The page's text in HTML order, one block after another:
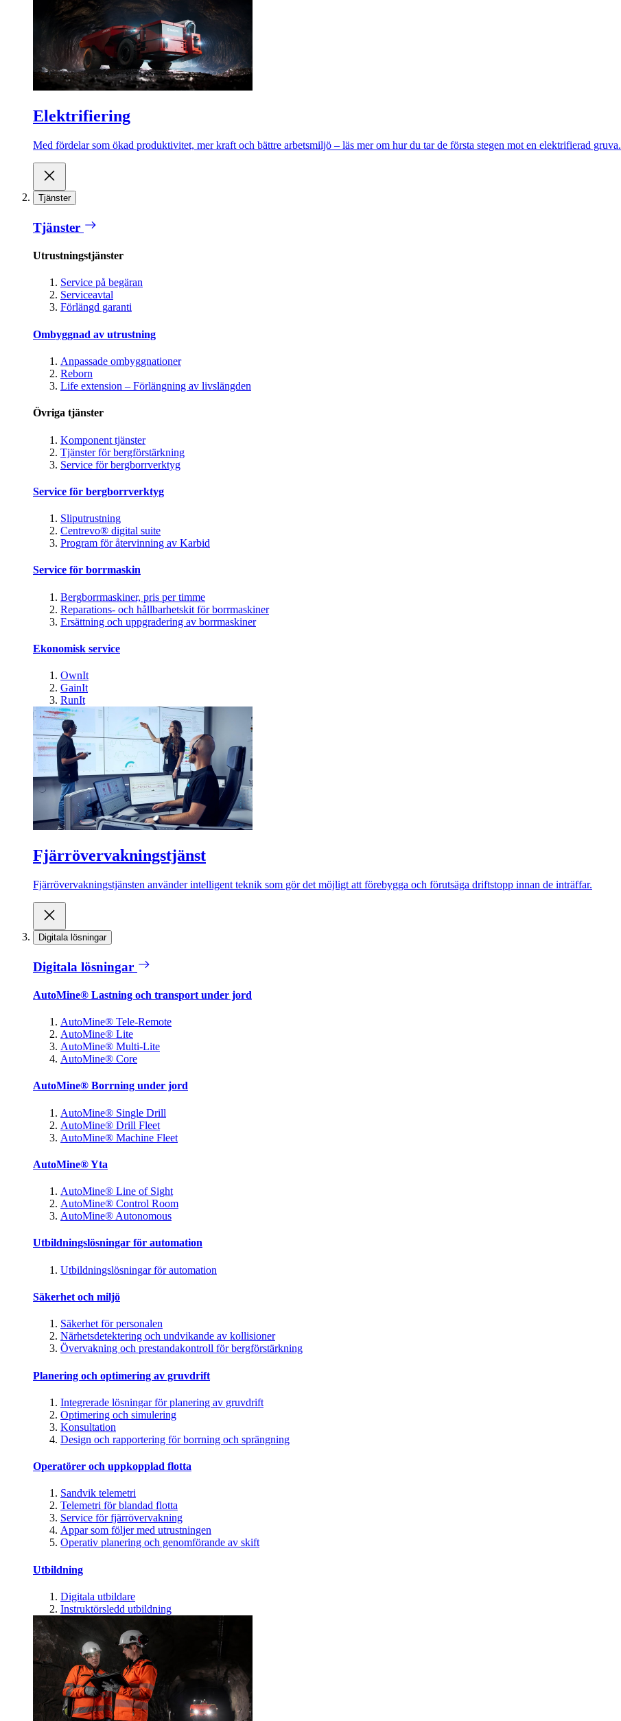
Elektrifiering
Med fördelar som ökad produktivitet, mer kraft och bättre arbetsmiljö – läs mer om hur du tar de första stegen mot en elektrifierad gruva.
Tjänster
Tjänster
Utrustningstjänster
Service på begäran
Serviceavtal
Förlängd garanti
Ombyggnad av utrustning
Anpassade ombyggnationer
Reborn
Life extension – Förlängning av livslängden
Övriga tjänster
Komponent tjänster
Tjänster för bergförstärkning
Service för bergborrverktyg
Service för bergborrverktyg
Sliputrustning
Centrevo® digital suite
Program för återvinning av Karbid
Service för borrmaskin
Bergborrmaskiner, pris per timme
Reparations- och hållbarhetskit för borrmaskiner
Ersättning och uppgradering av borrmaskiner
Ekonomisk service
OwnIt
GainIt
RunIt
Fjärrövervakningstjänst
Fjärrövervakningstjänsten använder intelligent teknik som gör det möjligt att förebygga och förutsäga driftstopp innan de inträffar.
Digitala lösningar
Digitala lösningar
AutoMine® Lastning och transport under jord
AutoMine® Tele-Remote
AutoMine® Lite
AutoMine® Multi-Lite
AutoMine® Core
AutoMine® Borrning under jord
AutoMine® Single Drill
AutoMine® Drill Fleet
AutoMine® Machine Fleet
AutoMine® Yta
AutoMine® Line of Sight
AutoMine® Control Room
AutoMine® Autonomous
Utbildningslösningar för automation
Utbildningslösningar för automation
Säkerhet och miljö
Säkerhet för personalen
Närhetsdetektering och undvikande av kollisioner
Övervakning och prestandakontroll för bergförstärkning
Planering och optimering av gruvdrift
Integrerade lösningar för planering av gruvdrift
Optimering och simulering
Konsultation
Design och rapportering för borrning och sprängning
Operatörer och uppkopplad flotta
Sandvik telemetri
Telemetri för blandad flotta
Service för fjärrövervakning
Appar som följer med utrustningen
Operativ planering och genomförande av skift
Utbildning
Digitala utbildare
Instruktörsledd utbildning